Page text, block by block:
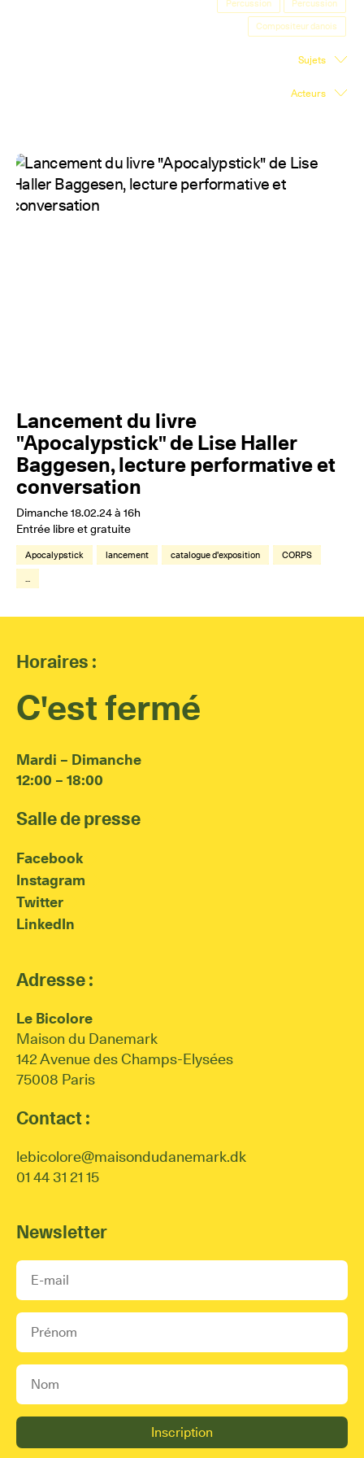
En
Percussion
Percussion
Compositeur danois
Sujets
Acteurs
Lancement du livre
"Apocalypstick" de Lise Haller
Baggesen, lecture performative et
conversation
Dimanche 18.02.24 à 16h
Entrée libre et gratuite
Apocalypstick lancement catalogue d'exposition
CORPS
...
Horaires :
C'est fermé
Mardi – Dimanche
12:00 – 18:00
Salle de presse
Facebook
Instagram
Twitter
LinkedIn
Adresse :
Le Bicolore
Maison du Danemark
142 Avenue des Champs-Elysées
75008 Paris
Contact :
lebicolore@maisondudanemark.dk
01 44 31 21 15
Newsletter